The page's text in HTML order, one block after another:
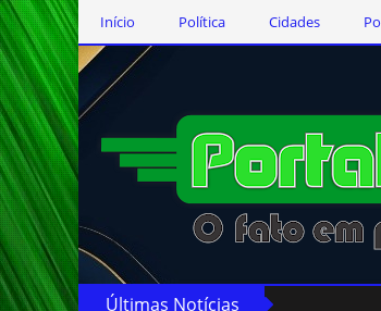
Início Política Cidades
Últimas Notícias